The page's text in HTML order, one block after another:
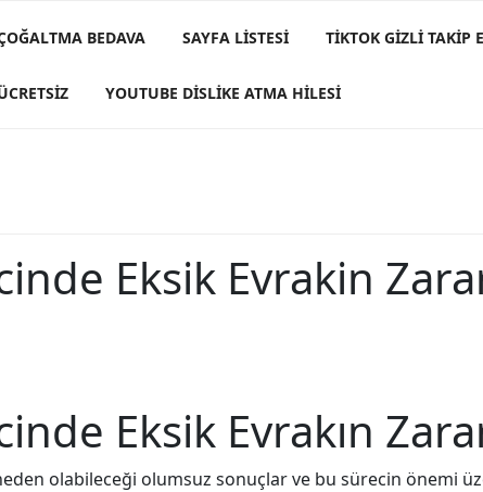
BEDAVA SAYFA LISTESI TIKTOK GIZLI TAKIP
YOUTUBE DISLIKE ATMA HILESI
Eksik Evrakin
Eksik Evrakın
olabileceği olumsuz sonuçlar ve bu sürecin önemi